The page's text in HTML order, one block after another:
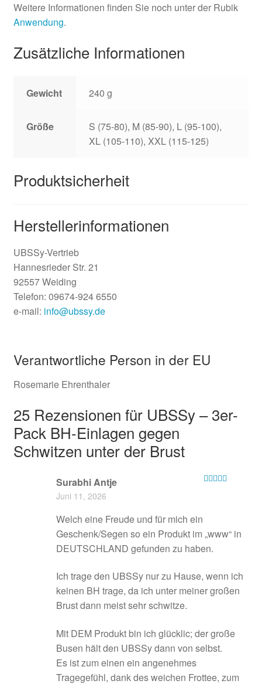
Weitere Informationen finden Sie noch unter der Rubik
Anwendung.
Zusätzliche Informationen
Gewicht 240 g
Größe
S (75-80), M (85-90), L (95-100),
XL (105-110), XXL (115-125)
Produktsicherheit
Herstellerinformationen
UBSSy-Vertrieb
Hannesrieder Str. 21
92557 Weiding
Telefon: 09674-924 6550
e-mail: info@ubssy.de
Verantwortliche Person in der EU
Rosemarie Ehrenthaler
25 Rezensionen für UBSSy – 3er-
Pack BH-Einlagen gegen
Schwitzen unter der Brust
Surabhi Antje
Juni 11, 2026
Welch eine Freude und für mich ein
Geschenk/Segen so ein Produkt im „www“ in
DEUTSCHLAND gefunden zu haben.
Ich trage den UBSSy nur zu Hause, wenn ich
keinen BH trage, da ich unter meiner großen
Brust dann meist sehr schwitze.
Mit DEM Produkt bin ich glücklic; der große
Busen hält den UBSSy dann von selbst.
Es ist zum einen ein angenehmes
Tragegefühl, dank des weichen Frottee, zum